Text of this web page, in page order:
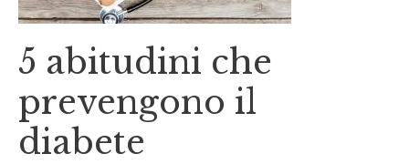
5 abitudini che
prevengono il
diabete